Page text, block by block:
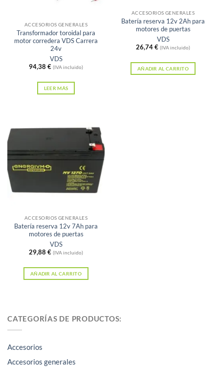
ACCESORIOS GENERALES
Transformador toroidal para
motor corredera VDS Carrera
24v
VDS
94,38 € (IVA incluido)
LEER MÁS
ACCESORIOS GENERALES
Batería reserva 12v 2Ah para
motores de puertas
VDS
26,74€ (IVA incluido)
AÑADIR AL CARRITO
ACCESORIOS GENERALES
Batería reserva 12v 7Ah para
motores de puertas
VDS
29,88 € (IVA incluido)
AÑADIR AL CARRITO
CATEGORÍAS DE PRODUCTOS:
Accesorios
Accesorios generales